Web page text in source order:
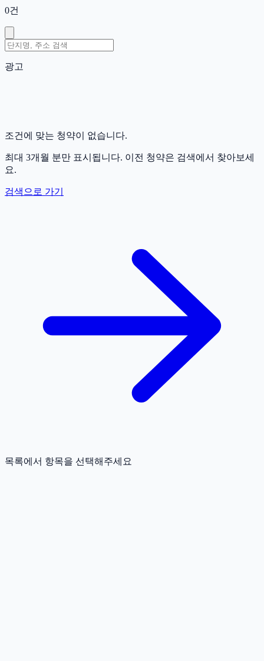
0건
광고
조건에 맞는 청약이 없습니다.
최대 3개월 분만 표시됩니다. 이전 청약은 검색에서 찾아보세
요.
검색으로 가기
목록에서 항목을 선택해주세요